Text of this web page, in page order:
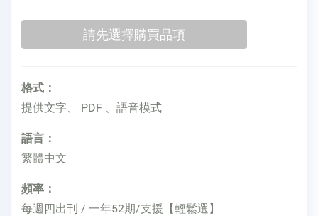
格式：
提供文字、 PDF 、語音模式
語言：
繁體中文
頻率：
每週四出刊 / 一年52期/支援【輕鬆選】